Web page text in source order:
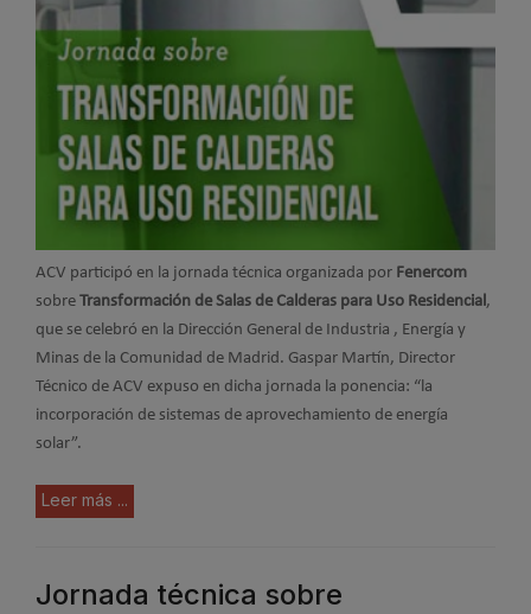
ACV participó en la jornada técnica organizada por Fenercom
sobre Transformación de Salas de Calderas para Uso Residencial ,
que se celebró en la Dirección General de Industria , Energía y
Minas de la Comunidad de Madrid. Gaspar Martín, Director
Técnico de ACV expuso en dicha jornada la ponencia: “la
incorporación de sistemas de aprovechamiento de energía
solar”.
Leer más ...
Jornada técnica sobre